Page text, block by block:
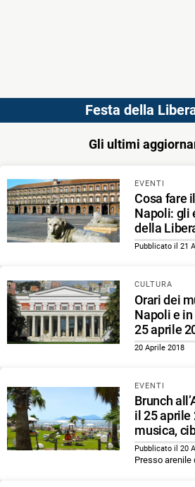
Festa della
Gli ultimi
EVENTI
Cosa fare
Napoli: gli
della
Pubblicato il 21
CULTURA
Orari dei
Napoli e
25 aprile
20 Aprile 2018
EVENTI
Brunch
il 25 aprile
musica,
Pubblicato il 20
Presso arenile